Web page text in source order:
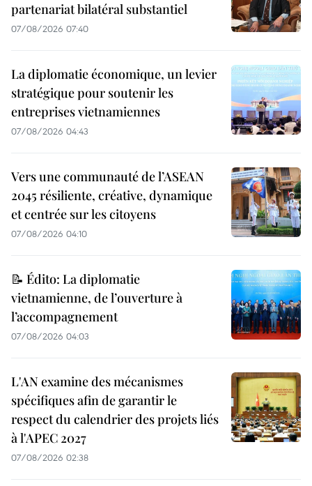
partenariat bilatéral substantiel
07/08/2026 07:40
La diplomatie économique, un levier
stratégique pour soutenir les
entreprises vietnamiennes
07/08/2026 04:43
Vers une communauté de l’ASEAN
2045 résiliente, créative, dynamique
et centrée sur les citoyens
07/08/2026 04:10
📝 Édito: La diplomatie
vietnamienne, de l’ouverture à
l’accompagnement
07/08/2026 04:03
L'AN examine des mécanismes
spécifiques afin de garantir le
respect du calendrier des projets liés
à l'APEC 2027
07/08/2026 02:38